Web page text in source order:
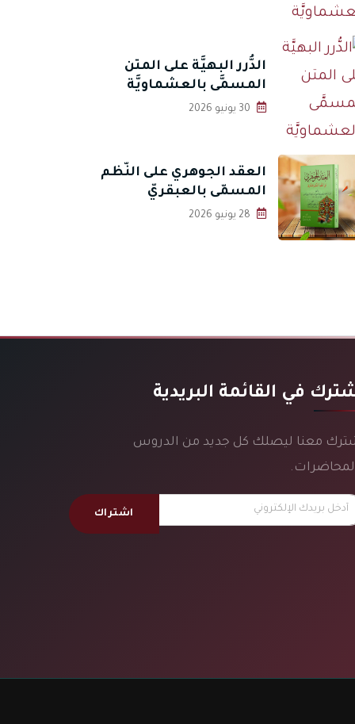
الدُّرر البهيَّة على المتن
المسمَّى بالعشماويَّة
العقد الجوهري على النّظم
المسمّى بالعبقريّ
في القائمة البريدية
معنا ليصلك كل جديد من الدروس
اشتراك